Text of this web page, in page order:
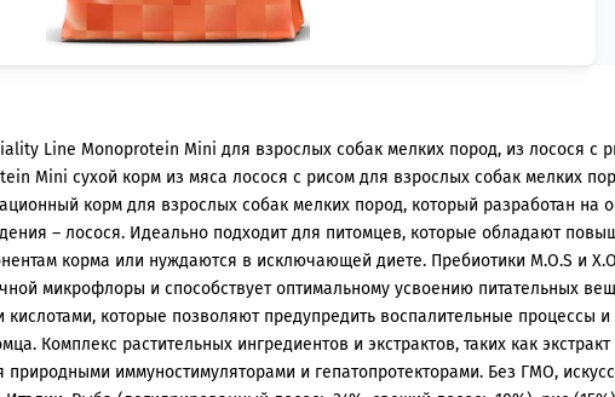
Line Monoprotein Mini для взрослых собак мелких пород, из лосося с
Mini сухой корм из мяса лосося с рисом для взрослых собак мелких
корм для взрослых собак мелких пород, который разработан на
– лосося. Идеально подходит для питомцев, которые обладают
корма или нуждаются в исключающей диете. Пребиотики М.О.S и
микрофлоры и способствует оптимальному усвоению питательных
которые позволяют предупредить воспалительные процессы и
Комплекс растительных ингредиентов и экстрактов, таких как
природными иммуностимуляторами и гепатопротекторами. Без ГМО,